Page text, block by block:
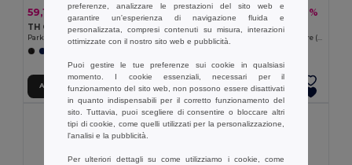
59,17 € 88,41 € -33%
TH Clothes 30254
Parka trapuntato unisex
Aggiungi al carrello
52,35 € -39%
Velilla 36105
Aggiungi al carrello
preferenze, analizzare le prestazioni del sito web e
garantire un'esperienza di navigazione fluida e
personalizzata, compresi contenuti su misura, interazioni
ottimizzate con il nostro sito web e pubblicità.
Puoi gestire le tue preferenze sui cookie in qualsiasi
momento. I cookie essenziali, necessari per il
funzionamento del sito web, non possono essere disattivati
in quanto indispensabili per il corretto funzionamento del
sito. Tuttavia, puoi scegliere di consentire o bloccare altri
tipi di cookie, come quelli utilizzati per la personalizzazione,
l'analisi e la pubblicità.
Per ulteriori dettagli su come utilizziamo i cookie, come